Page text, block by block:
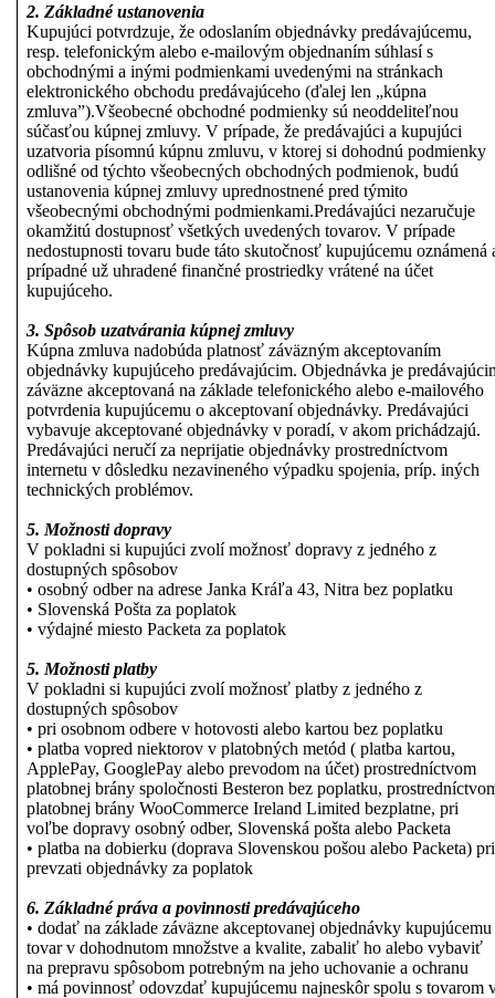
2. Základné ustanovenia
Kupujúci potvrdzuje, že odoslaním objednávky predávajúcemu,
resp. telefonickým alebo e-mailovým objednaním súhlasí s
obchodnými a inými podmienkami uvedenými na stránkach
elektronického obchodu predávajúceho (ďalej len „kúpna
zmluva”).Všeobecné obchodné podmienky sú neoddeliteľnou
súčasťou kúpnej zmluvy. V prípade, že predávajúci a kupujúci
uzatvoria písomnú kúpnu zmluvu, v ktorej si dohodnú podmienky
odlišné od týchto všeobecných obchodných podmienok, budú
ustanovenia kúpnej zmluvy uprednostnené pred týmito
všeobecnými obchodnými podmienkami.Predávajúci nezaručuje
okamžitú dostupnosť všetkých uvedených tovarov. V prípade
nedostupnosti tovaru bude táto skutočnosť kupujúcemu oznámená
prípadné už uhradené finančné prostriedky vrátené na účet
kupujúceho.
3. Spôsob uzatvárania kúpnej zmluvy
Kúpna zmluva nadobúda platnosť záväzným akceptovaním
objednávky kupujúceho predávajúcim. Objednávka je
záväzne akceptovaná na základe telefonického alebo e-mailového
potvrdenia kupujúcemu o akceptovaní objednávky. Predávajúci
vybavuje akceptované objednávky v poradí, v akom prichádzajú.
Predávajúci neručí za neprijatie objednávky prostredníctvom
internetu v dôsledku nezavineného výpadku spojenia, príp. iných
technických problémov.
5. Možnosti dopravy
V pokladni si kupujúci zvolí možnosť dopravy z jedného z
dostupných spôsobov
• osobný odber na adrese Janka Kráľa 43, Nitra bez poplatku
• Slovenská Pošta za poplatok
• výdajné miesto Packeta za poplatok
5. Možnosti platby
V pokladni si kupujúci zvolí možnosť platby z jedného z
dostupných spôsobov
• pri osobnom odbere v hotovosti alebo kartou bez poplatku
• platba vopred niektorov v platobných metód ( platba kartou,
ApplePay, GooglePay alebo prevodom na účet) prostredníctvom
platobnej brány spoločnosti Besteron bez poplatku,
platobnej brány WooCommerce Ireland Limited bezplatne, pri
voľbe dopravy osobný odber, Slovenská pošta alebo Packeta
• platba na dobierku (doprava Slovenskou pošou alebo Packeta) pri
prevzati objednávky za poplatok
6. Základné práva a povinnosti predávajúceho
• dodať na základe záväzne akceptovanej objednávky kupujúcemu
tovar v dohodnutom množstve a kvalite, zabaliť ho alebo vybaviť
na prepravu spôsobom potrebným na jeho uchovanie a ochranu
• má povinnosť odovzdať kupujúcemu najneskôr spolu s tovarom